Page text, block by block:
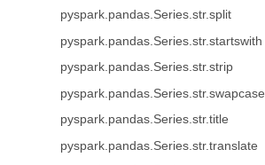
pyspark.pandas.Series.str.split
pyspark.pandas.Series.str.startswith
pyspark.pandas.Series.str.strip
pyspark.pandas.Series.str.swapcase
pyspark.pandas.Series.str.title
pyspark.pandas.Series.str.translate